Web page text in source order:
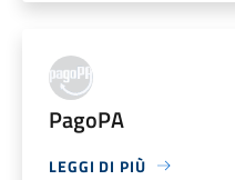
PagoPA
LEGGI DI PIÙ